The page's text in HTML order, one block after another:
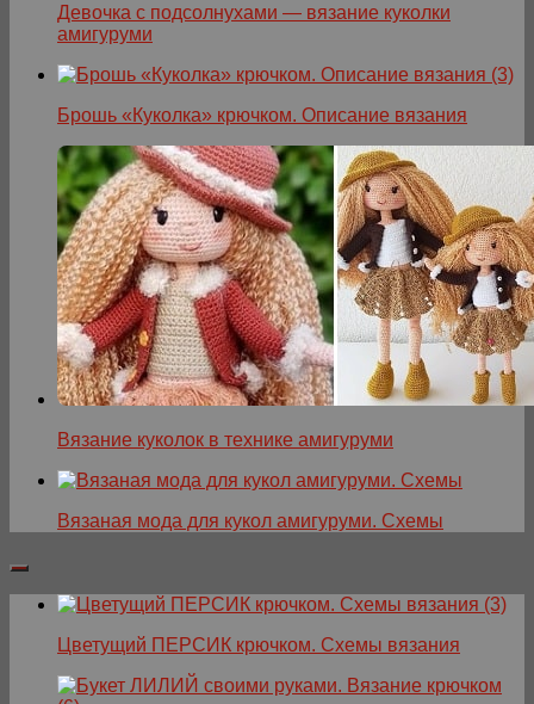
Девочка с подсолнухами — вязание куколки
амигуруми
Брошь «Куколка» крючком. Описание вязания
Вязание куколок в технике амигуруми
Вязаная мода для кукол амигуруми. Схемы
Цветущий ПЕРСИК крючком. Схемы вязания